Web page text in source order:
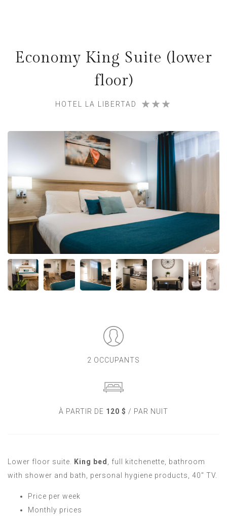
Economy King Suite (lower
floor)
HOTEL LA LIBERTAD
2 OCCUPANTS
À PARTIR DE 120 $ / PAR NUIT
Lower floor suite. King bed
, full kitchenette, bathroom
with shower and bath, personal hygiene products, 40" TV.
Price per week
Monthly prices